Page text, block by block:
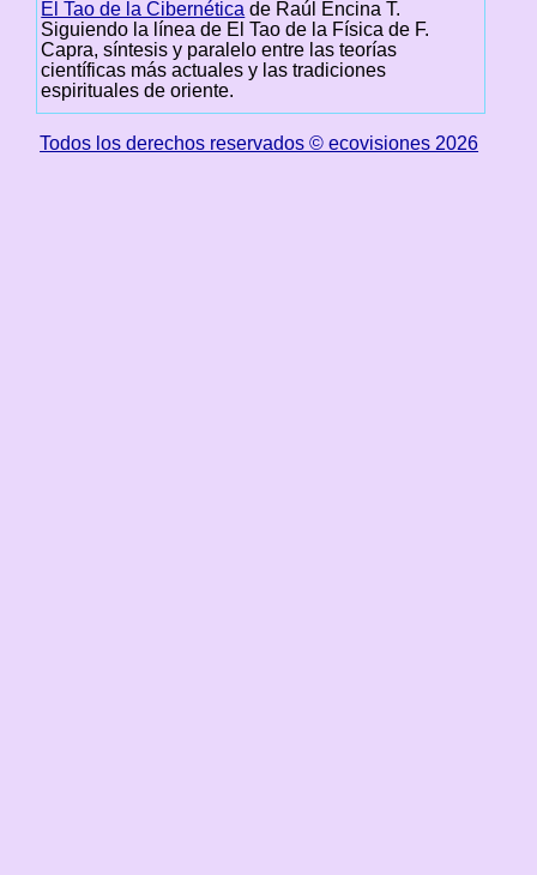
El Tao de la Cibernética de Raúl Encina T.
Siguiendo la línea de El Tao de la Física de F.
Capra, síntesis y paralelo entre las teorías
científicas más actuales y las tradiciones
espirituales de oriente.
Todos los derechos reservados © ecovisiones 2026